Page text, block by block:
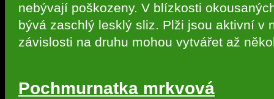
nebývají poškozeny. V blízkosti
bývá zaschlý lesklý sliz. Plži jsou aktivní v
závislosti na druhu mohou vytvářet až
Pochmurnatka mrkvová